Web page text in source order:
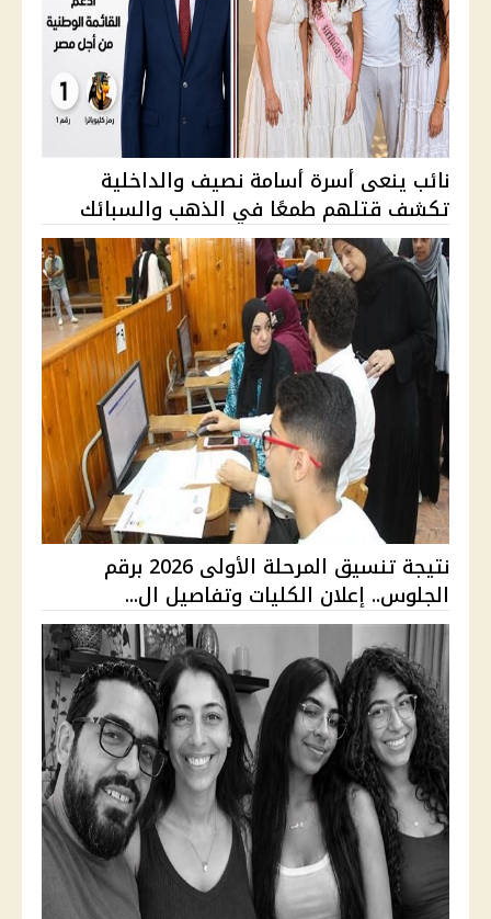
نائب ينعى أسرة أسامة نصيف والداخلية
تكشف قتلهم طمعًا في الذهب والسبائك
نتيجة تنسيق المرحلة الأولى 2026 برقم
الجلوس.. إعلان الكليات وتفاصيل ال...